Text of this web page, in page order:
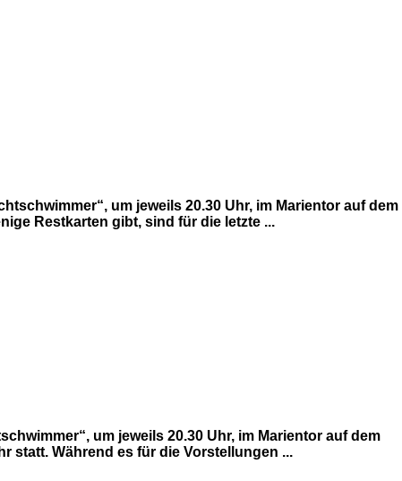
um jeweils 20.30 Uhr, im Marientor auf dem
Restkarten gibt, sind für die letzte ...
um jeweils 20.30 Uhr, im Marientor auf dem
statt. Während es für die Vorstellungen ...